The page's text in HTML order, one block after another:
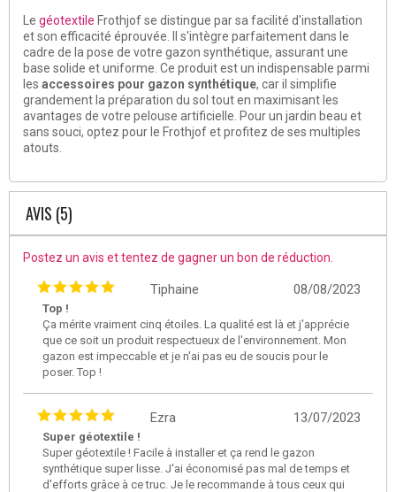
Le géotextile Frothjof se distingue par sa facilité d'installation
et son efficacité éprouvée. Il s'intègre parfaitement dans le
cadre de la pose de votre gazon synthétique, assurant une
base solide et uniforme. Ce produit est un indispensable parmi
les accessoires pour gazon synthétique, car il simplifie
grandement la préparation du sol tout en maximisant les
avantages de votre pelouse artificielle. Pour un jardin beau et
sans souci, optez pour le Frothjof et profitez de ses multiples
atouts.
AVIS (5)
Postez un avis et tentez de gagner un bon de réduction.
08/08/2023
Tiphaine
Top !
Ça mérite vraiment cinq étoiles. La qualité est là et j'apprécie
que ce soit un produit respectueux de l'environnement. Mon
gazon est impeccable et je n'ai pas eu de soucis pour le
poser. Top !
13/07/2023
Ezra
Super géotextile !
Super géotextile ! Facile à installer et ça rend le gazon
synthétique super lisse. J'ai économisé pas mal de temps et
d'efforts grâce à ce truc. Je le recommande à tous ceux qui